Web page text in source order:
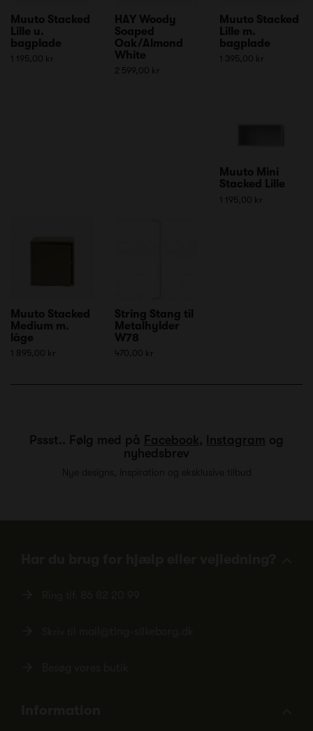
Muuto Stacked
Lille u.
bagplade
1 195,00 kr
HAY Woody
Soaped
Oak/Almond
White
2 599,00 kr
Muuto Stacked
Lille m.
bagplade
1 395,00 kr
Muuto Mini
Stacked Lille
1 195,00 kr
Muuto Stacked
Medium m.
låge
1 895,00 kr
String Stang til
Metalhylder
W78
470,00 kr
Pssst.. Følg med på Facebook, Instagram og
nyhedsbrev
Nye designs, inspiration og eksklusive tilbud